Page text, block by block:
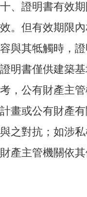
十、 證明書有效
效。但有效期限
容與其牴觸時，證
證明書僅供建築
考，公有財產主
計畫或公有財產
與之對抗；如涉
財產主管機關依